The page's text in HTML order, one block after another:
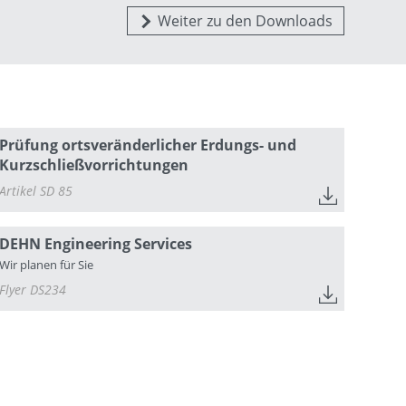
Weiter zu den Downloads
ortsveränderlicher Erdungs- und
SD 85
Engineering Services
planen für Sie
DS234